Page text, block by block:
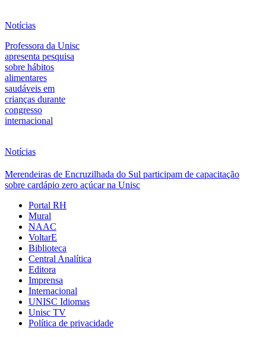
Notícias
Professora da Unisc
apresenta pesquisa
sobre hábitos
alimentares
saudáveis em
crianças durante
congresso
internacional
Notícias
Merendeiras de Encruzilhada do Sul participam de capacitação
sobre cardápio zero açúcar na Unisc
Portal RH
Mural
NAAC
VoltarE
Biblioteca
Central Analítica
Editora
Imprensa
Internacional
UNISC Idiomas
Unisc TV
Política de privacidade